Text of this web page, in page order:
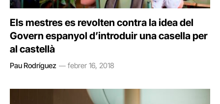
Els mestres es revolten contra la idea del
Govern espanyol d’introduir una casella per
al castellà
Pau Rodríguez febrer 16, 2018